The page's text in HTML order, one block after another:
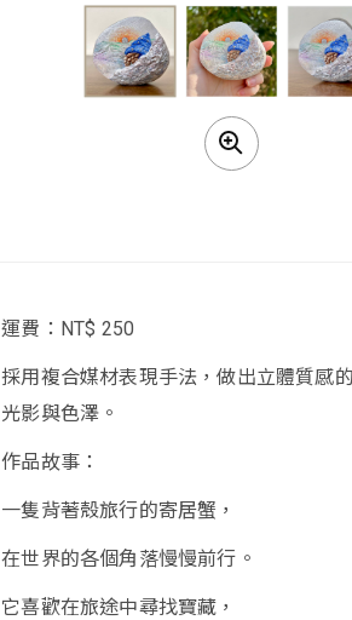
運費：NT$ 250
採用複合媒材表現手法，做出立體質感
光影與色澤。
作品故事：
一隻背著殼旅行的寄居蟹，
在世界的各個角落慢慢前行。
它喜歡在旅途中尋找寶藏，